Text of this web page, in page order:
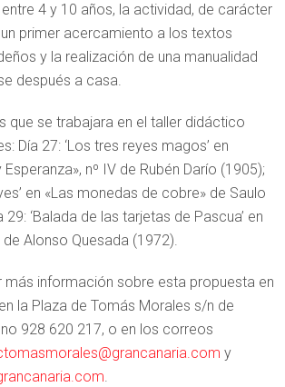
4 y 10 años, la actividad, de carácter
primer acercamiento a los textos
y la realización de una manualidad
después a casa.
que se trabajara en el taller didáctico
Día 27: ‘Los tres reyes magos’ en
nº IV de Rubén Darío (1905);
en «Las monedas de cobre» de Saulo
‘Balada de las tarjetas de Pascua’ en
Alonso Quesada (1972).
más información sobre esta propuesta en
la Plaza de Tomás Morales s/n de
928 620 217, o en los correos
y
.